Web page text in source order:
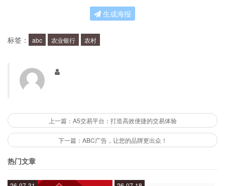
专注于农村金融服务，对农村经济和社会具有深刻的了解和
认识；
注重科技创新，积极推进数字化转型，提升客户体验和服务
质量；
社会进步。
如何成为ABC农业银行的客户？
生成海报
标签： abc 农业银行 农村
上一篇：A5交易平台：打造高效便捷的交易体验
下一篇：ABC广告，让您的品牌更出众！
热门文章